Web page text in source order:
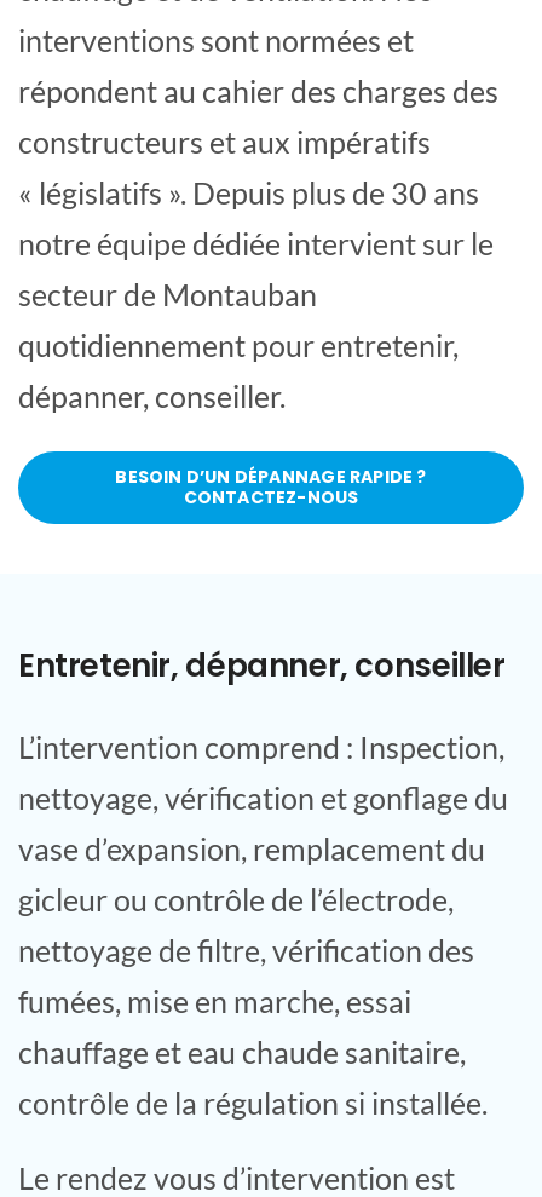
interventions sont normées et
répondent au cahier des charges des
constructeurs et aux impératifs
« législatifs ». Depuis plus de 30 ans
notre équipe dédiée intervient sur le
secteur de Montauban
quotidiennement pour entretenir,
dépanner, conseiller.
BESOIN D’UN DÉPANNAGE RAPIDE ?
CONTACTEZ-NOUS
Entretenir, dépanner, conseiller
L’intervention comprend : Inspection,
nettoyage, vérification et gonflage du
vase d’expansion, remplacement du
gicleur ou contrôle de l’électrode,
nettoyage de filtre, vérification des
fumées, mise en marche, essai
chauffage et eau chaude sanitaire,
contrôle de la régulation si installée.
Le rendez vous d’intervention est